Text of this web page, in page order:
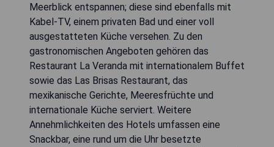
Meerblick entspannen; diese sind ebenfalls mit
Kabel-TV, einem privaten Bad und einer voll
ausgestatteten Küche versehen. Zu den
gastronomischen Angeboten gehören das
Restaurant La Veranda mit internationalem Buffet
sowie das Las Brisas Restaurant, das
mexikanische Gerichte, Meeresfrüchte und
internationale Küche serviert. Weitere
Annehmlichkeiten des Hotels umfassen eine
Snackbar, eine rund um die Uhr besetzte